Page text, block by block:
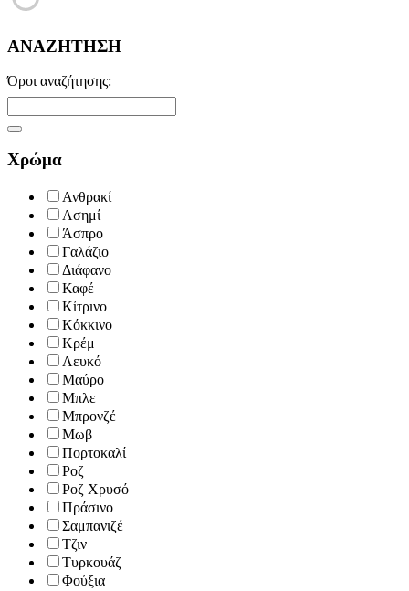
ΑΝΑΖΗΤΗΣΗ
Όροι αναζήτησης:
Χρώμα
Ανθρακί
Ασημί
Άσπρο
Γαλάζιο
Διάφανο
Καφέ
Κίτρινο
Κόκκινο
Κρέμ
Λευκό
Μαύρο
Μπλε
Μπρονζέ
Μωβ
Πορτοκαλί
Ροζ
Ροζ Χρυσό
Πράσινο
Σαμπανιζέ
Τζιν
Τυρκουάζ
Φούξια